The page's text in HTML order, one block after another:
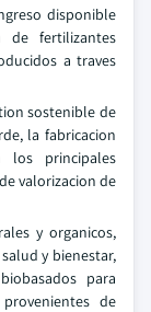
disponible
de fertilizantes
a traves
sostenible de
la fabricacion
los principales
valorizacion de
y organicos,
y bienestar,
para
de